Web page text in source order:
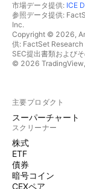
市場データ提供: ICE
参照データ提供:
Inc.
Copyright © 2026,
供: FactSet
SEC提出書類および
© 2026
主要プロダクト
スーパーチャート
スクリーナー
株式
ETF
債券
暗号コイン
CEXペア